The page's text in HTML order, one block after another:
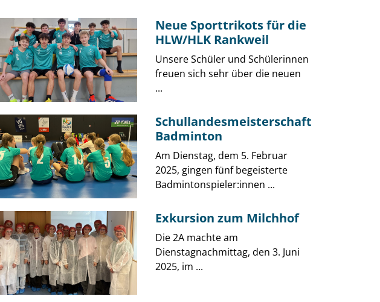
Neue Sporttrikots für die
HLW/HLK Rankweil
Unsere Schüler und Schülerinnen
freuen sich sehr über die neuen
...
Schullandesmeisterschaft
Badminton
Am Dienstag, dem 5. Februar
2025, gingen fünf begeisterte
Badmintonspieler:innen ...
Exkursion zum Milchhof
Die 2A machte am
Dienstagnachmittag, den 3. Juni
2025, im ...